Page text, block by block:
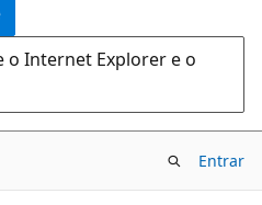
o Internet Explorer e o
Entrar